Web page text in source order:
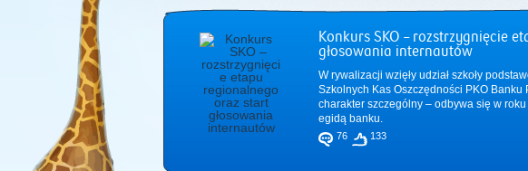
Konkurs SKO – rozstrzygnięcie
głosowania internautów
W rywalizacji wzięły udział szkoły
Szkolnych Kas Oszczędności PKO
charakter szczególny – odbywa się w
egidą banku.
76 133